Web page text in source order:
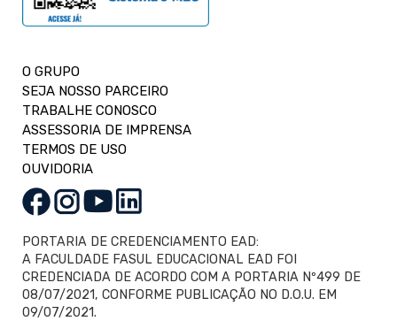
O GRUPO
SEJA NOSSO PARCEIRO
TRABALHE CONOSCO
ASSESSORIA DE IMPRENSA
TERMOS DE USO
OUVIDORIA
PORTARIA DE CREDENCIAMENTO EAD:
A FACULDADE FASUL EDUCACIONAL EAD FOI
CREDENCIADA DE ACORDO COM A PORTARIA Nº499 DE
08/07/2021, CONFORME PUBLICAÇÃO NO D.O.U. EM
09/07/2021.